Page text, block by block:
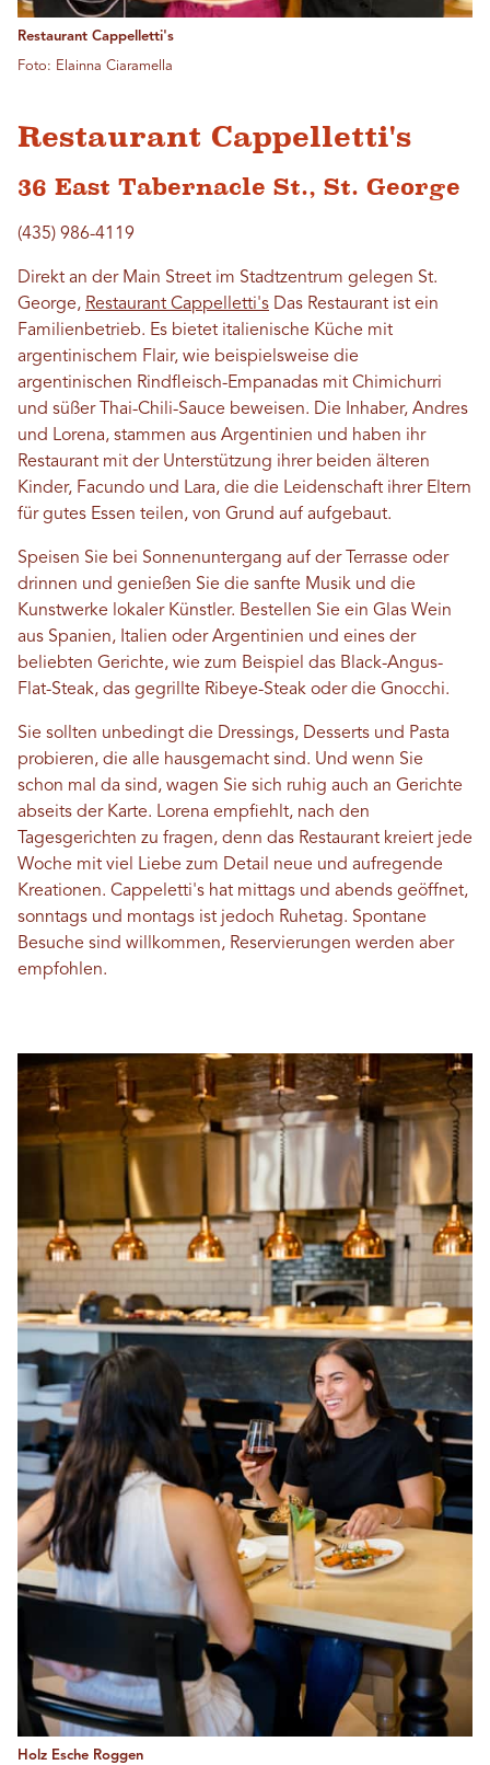
Restaurant Cappelletti's
Foto: Elainna Ciaramella
Restaurant Cappelletti's
36 East Tabernacle St., St. George
(435) 986-4119
Direkt an der Main Street im Stadtzentrum gelegen St.
George, Restaurant Cappelletti's Das Restaurant ist ein
Familienbetrieb. Es bietet italienische Küche mit
argentinischem Flair, wie beispielsweise die
argentinischen Rindfleisch-Empanadas mit Chimichurri
und süßer Thai-Chili-Sauce beweisen. Die Inhaber, Andres
und Lorena, stammen aus Argentinien und haben ihr
Restaurant mit der Unterstützung ihrer beiden älteren
Kinder, Facundo und Lara, die die Leidenschaft ihrer Eltern
für gutes Essen teilen, von Grund auf aufgebaut.
Speisen Sie bei Sonnenuntergang auf der Terrasse oder
drinnen und genießen Sie die sanfte Musik und die
Kunstwerke lokaler Künstler. Bestellen Sie ein Glas Wein
aus Spanien, Italien oder Argentinien und eines der
beliebten Gerichte, wie zum Beispiel das Black-Angus-
Flat-Steak, das gegrillte Ribeye-Steak oder die Gnocchi.
Sie sollten unbedingt die Dressings, Desserts und Pasta
probieren, die alle hausgemacht sind. Und wenn Sie
schon mal da sind, wagen Sie sich ruhig auch an Gerichte
abseits der Karte. Lorena empfiehlt, nach den
Tagesgerichten zu fragen, denn das Restaurant kreiert jede
Woche mit viel Liebe zum Detail neue und aufregende
Kreationen. Cappeletti's hat mittags und abends geöffnet,
sonntags und montags ist jedoch Ruhetag. Spontane
Besuche sind willkommen, Reservierungen werden aber
empfohlen.
Holz Esche Roggen